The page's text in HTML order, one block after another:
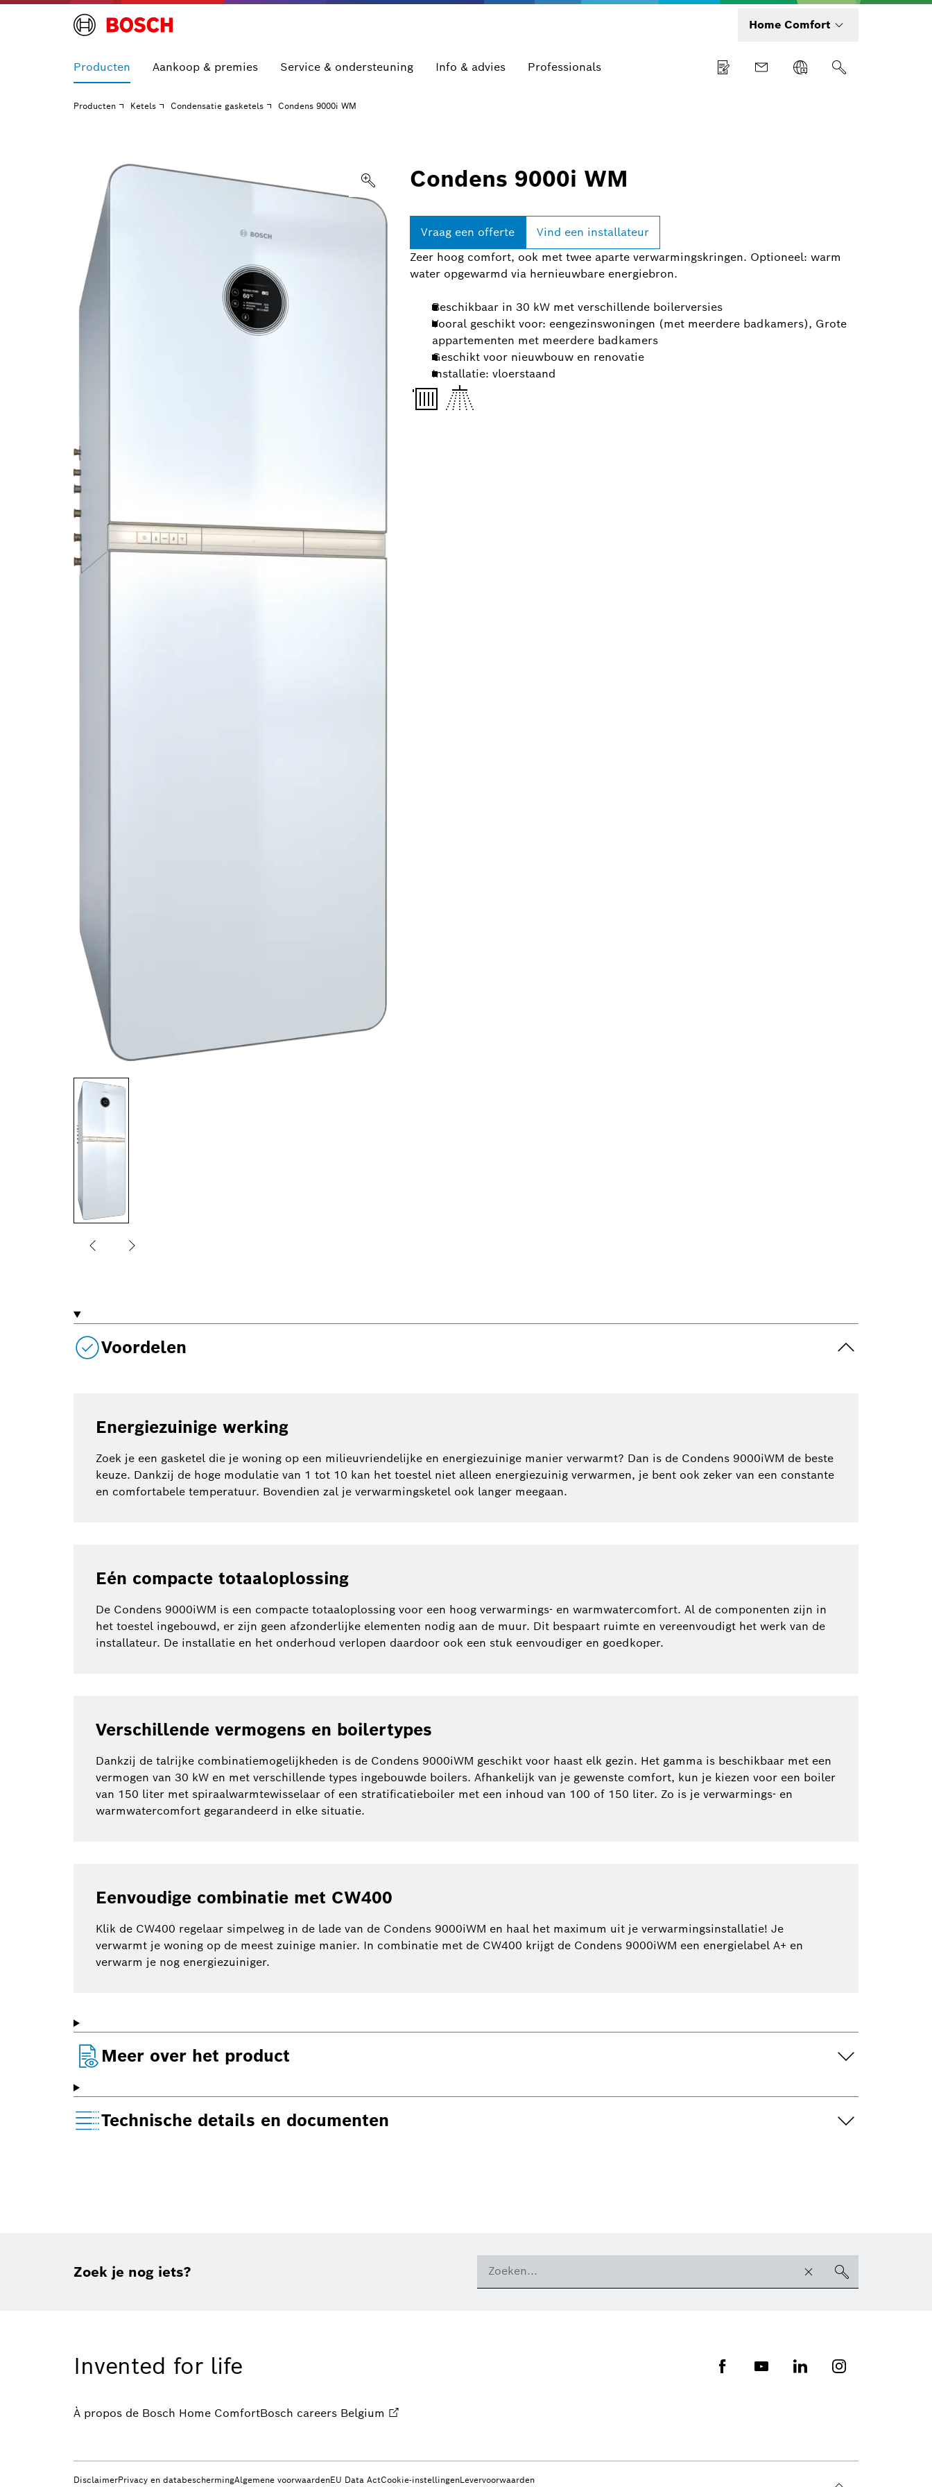
Home Comfort
Producten Aankoop & premies Service & ondersteuning Info & advies Professionals
Producten Ketels Condensatie gasketels Condens 9000i WM
Condens 9000i WM
Vraag een offerte
Vind een installateur
Zeer hoog comfort, ook met twee aparte verwarmingskringen. Optioneel: warm
water opgewarmd via hernieuwbare energiebron.
Beschikbaar in 30 kW met verschillende boilerversies
Vooral geschikt voor: eengezinswoningen (met meerdere badkamers), Grote
appartementen met meerdere badkamers
Geschikt voor nieuwbouw en renovatie
Installatie: vloerstaand
Voordelen
Energiezuinige werking
Zoek je een gasketel die je woning op een milieuvriendelijke en energiezuinige manier verwarmt? Dan is de Condens 9000iWM de beste
keuze. Dankzij de hoge modulatie van 1 tot 10 kan het toestel niet alleen energiezuinig verwarmen, je bent ook zeker van een constante
en comfortabele temperatuur. Bovendien zal je verwarmingsketel ook langer meegaan.
Eén compacte totaaloplossing
De Condens 9000iWM is een compacte totaaloplossing voor een hoog verwarmings- en warmwatercomfort. Al de componenten zijn in
het toestel ingebouwd, er zijn geen afzonderlijke elementen nodig aan de muur. Dit bespaart ruimte en vereenvoudigt het werk van de
installateur. De installatie en het onderhoud verlopen daardoor ook een stuk eenvoudiger en goedkoper.
Verschillende vermogens en boilertypes
Dankzij de talrijke combinatiemogelijkheden is de Condens 9000iWM geschikt voor haast elk gezin. Het gamma is beschikbaar met een
vermogen van 30 kW en met verschillende types ingebouwde boilers. Afhankelijk van je gewenste comfort, kun je kiezen voor een boiler
van 150 liter met spiraalwarmtewisselaar of een stratificatieboiler met een inhoud van 100 of 150 liter. Zo is je verwarmings- en
warmwatercomfort gegarandeerd in elke situatie.
Eenvoudige combinatie met CW400
Klik de CW400 regelaar simpelweg in de lade van de Condens 9000iWM en haal het maximum uit je verwarmingsinstallatie! Je
verwarmt je woning op de meest zuinige manier. In combinatie met de CW400 krijgt de Condens 9000iWM een energielabel A+ en
verwarm je nog energiezuiniger.
Meer over het product
Technische details en documenten
Zoek je nog iets?
Invented for life
À propos de Bosch Home ComfortBosch careers Belgium
DisclaimerPrivacy en databeschermingAlgemene voorwaardenEU Data ActCookie-instellingenLevervoorwaarden